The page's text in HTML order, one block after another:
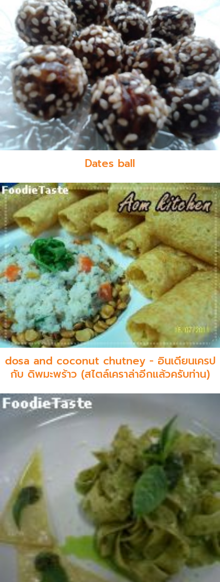
Dates ball
dosa and coconut chutney - อินเดียนเครป
กับ ดิพมะพร้าว (สไตล์เคราล่าอีกแล้วครับท่าน)